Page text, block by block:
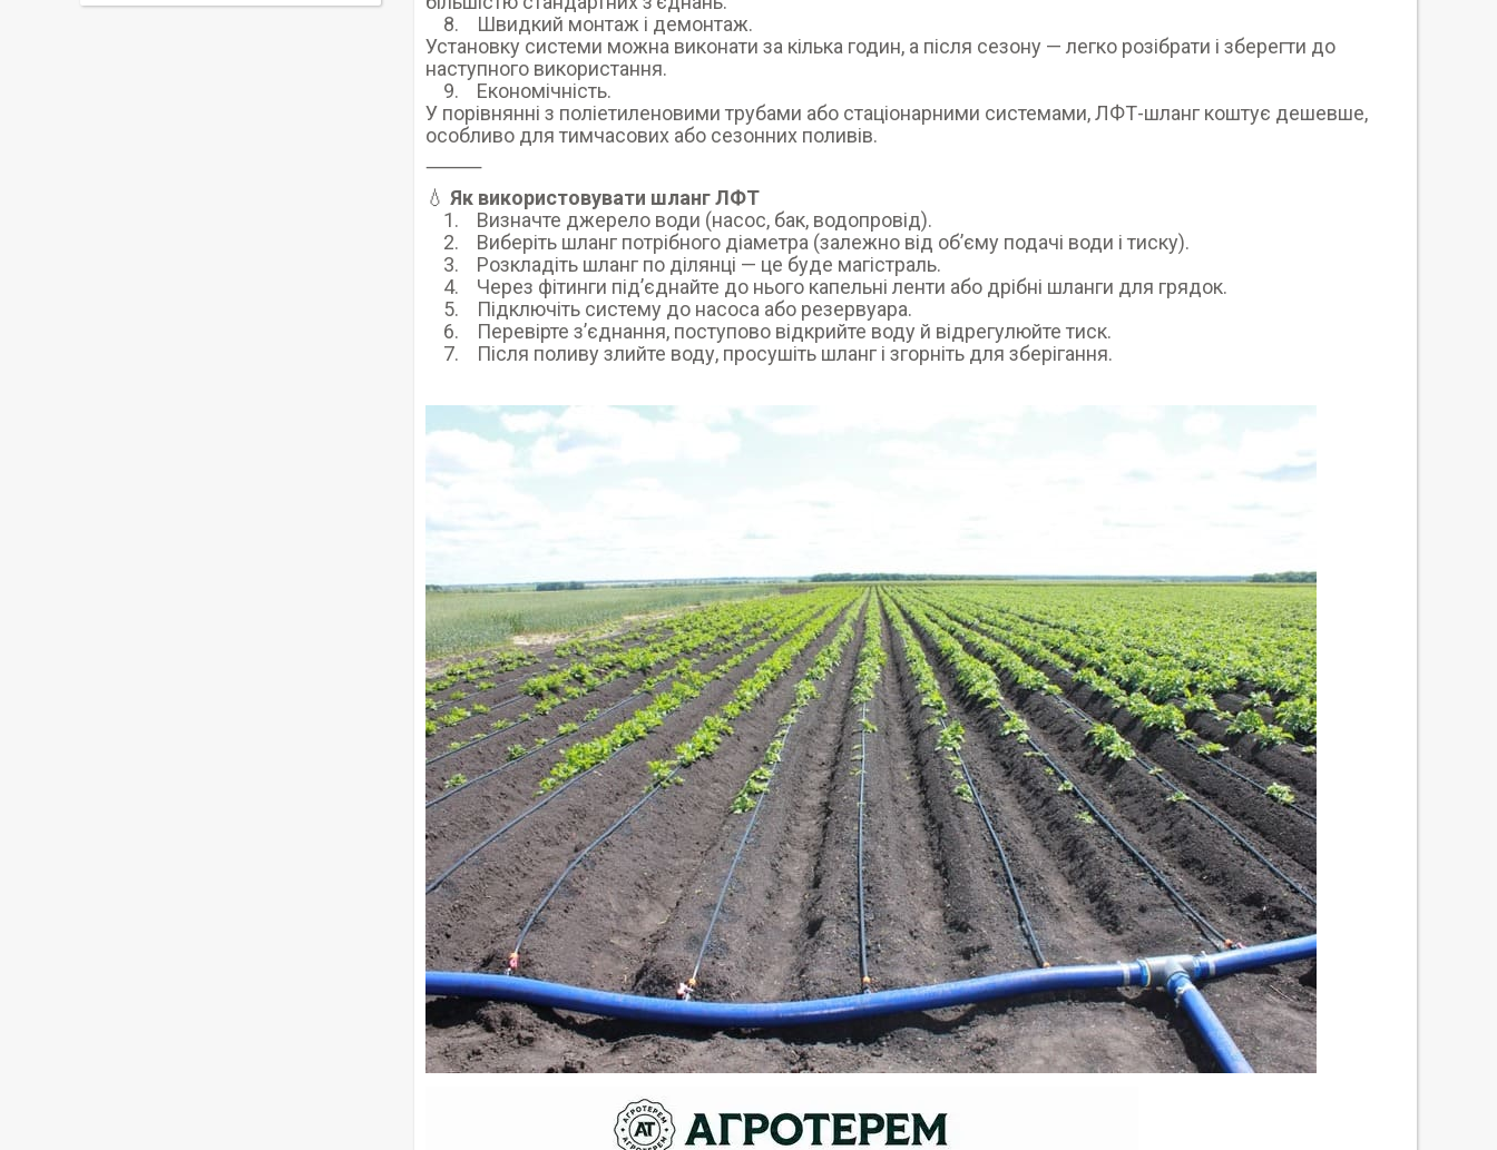
8. Швидкий монтаж і демонтаж.
Установку системи можна виконати за кілька годин, а після сезону — легко розібрати і зберегти до
наступного використання.
9. Економічність.
У порівнянні з поліетиленовими трубами або стаціонарними системами, ЛФТ-шланг коштує дешевше,
особливо для тимчасових або сезонних поливів.
⸻
💧 Як використовувати шланг ЛФТ
1. Визначте джерело води (насос, бак, водопровід).
2. Виберіть шланг потрібного діаметра (залежно від об’єму подачі води і тиску).
3. Розкладіть шланг по ділянці — це буде магістраль.
4. Через фітинги під’єднайте до нього капельні ленти або дрібні шланги для грядок.
5. Підключіть систему до насоса або резервуара.
6. Перевірте з’єднання, поступово відкрийте воду й відрегулюйте тиск.
7. Після поливу злийте воду, просушіть шланг і згорніть для зберігання.